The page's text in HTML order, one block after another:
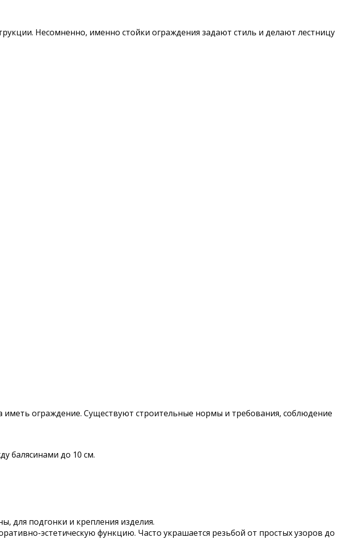
Несомненно, именно стойки ограждения задают стиль и делают лестницу
ограждение. Существуют строительные нормы и требования, соблюдение
балясинами до 10 см.
для подгонки и крепления изделия.
эстетическую функцию. Часто украшается резьбой от простых узоров до